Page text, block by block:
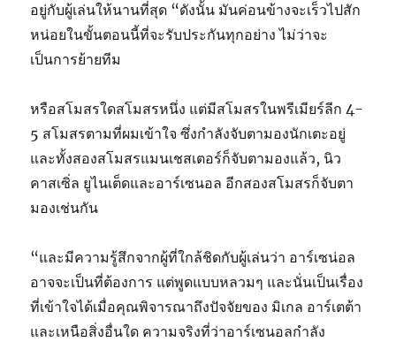
อยู่กับผู้เล่นให้นานที่สุด “ดังนั้น มันค่อนข้างจะเร็วไปสัก
หน่อยในขั้นตอนนี้ที่จะรับประกันทุกอย่าง ไม่ว่าจะ
เป็นการย้ายทีม
หรือสโมสรใดสโมสรหนึ่ง แต่มีสโมสรในพรีเมียร์ลีก 4-
5 สโมสรตามที่ผมเข้าใจ ซึ่งกำลังจับตามองนักเตะอยู่
และทั้งสองสโมสรแมนเชสเตอร์ก็จับตามองแล้ว, นิว
คาสเซิ่ล ยูไนเต็ดและอาร์เซนอล อีกสองสโมสรก็จับตา
มองเช่นกัน
“และมีความรู้สึกจากผู้ที่ใกล้ชิดกับผู้เล่นว่า อาร์เซน่อล
อาจจะเป็นที่ต้องการ แต่พูดแบบหลวมๆ และนั่นเป็นเรื่อง
ที่เข้าใจได้เมื่อคุณพิจารณาถึงปัจจัยของ มิเกล อาร์เตต้า
และเหนือสิ่งอื่นใด ความจริงที่ว่าอาร์เซนอลกำลัง